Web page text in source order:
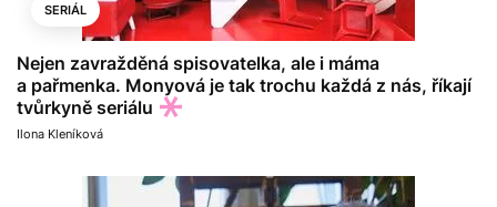
SERIÁL
Nejen zavražděná spisovatelka, ale i máma
a pařmenka. Monyová je tak trochu každá z nás, říkají
tvůrkyně seriálu
Ilona Kleníková